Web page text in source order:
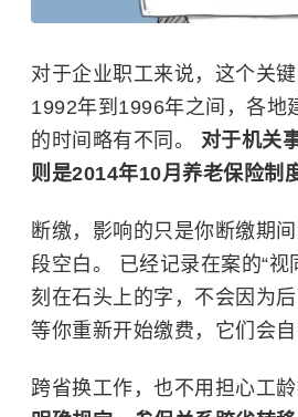
对于企业职工来说，这个关
1992年到1996年之间，各地
的时间略有不同。 对于机关
则是2014年10月养老保险制
断缴，影响的只是你断缴期
段空白。 已经记录在案的“视
刻在石头上的字，不会因为后
等你重新开始缴费，它们会自
跨省换工作，也不用担心工龄